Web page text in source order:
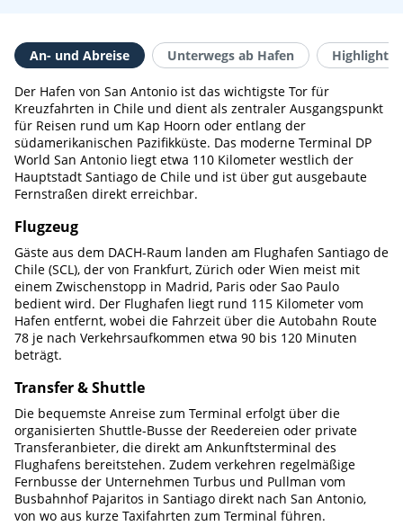
An- und Abreise Unterwegs ab Hafen Highlights
Der Hafen von San Antonio ist das wichtigste Tor für
Kreuzfahrten in Chile und dient als zentraler Ausgangspunkt
für Reisen rund um Kap Hoorn oder entlang der
südamerikanischen Pazifikküste. Das moderne Terminal DP
World San Antonio liegt etwa 110 Kilometer westlich der
Hauptstadt Santiago de Chile und ist über gut ausgebaute
Fernstraßen direkt erreichbar.
Flugzeug
Gäste aus dem DACH-Raum landen am Flughafen Santiago de
Chile (SCL), der von Frankfurt, Zürich oder Wien meist mit
einem Zwischenstopp in Madrid, Paris oder Sao Paulo
bedient wird. Der Flughafen liegt rund 115 Kilometer vom
Hafen entfernt, wobei die Fahrzeit über die Autobahn Route
78 je nach Verkehrsaufkommen etwa 90 bis 120 Minuten
beträgt.
Transfer & Shuttle
Die bequemste Anreise zum Terminal erfolgt über die
organisierten Shuttle-Busse der Reedereien oder private
Transferanbieter, die direkt am Ankunftsterminal des
Flughafens bereitstehen. Zudem verkehren regelmäßige
Fernbusse der Unternehmen Turbus und Pullman vom
Busbahnhof Pajaritos in Santiago direkt nach San Antonio,
von wo aus kurze Taxifahrten zum Terminal führen.